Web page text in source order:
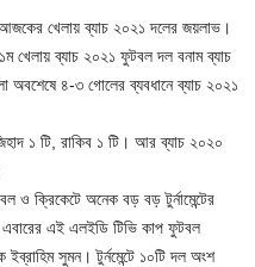
খেলায় ব্যাচ ২০২১ দলের জয়লাভ।
খেলায় ব্যাচ ২০২১ ফুটবল দল বনাম ব্যাচ
অবশেষে ৪-৩ গোলের ব্যবধানে ব্যাচ ২০২১
১ টি, রাকিব ১ টি। আর ব্যাচ ২০২০
ও ক্রিকেটে অনেক বড় বড় টুর্নামেন্টের
এই এলইডি টিভি কাপ ফুটবল
সুমন। টুর্নমেন্টে ১০টি দল অংশ